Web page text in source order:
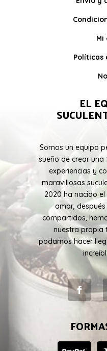
Mi
Políticas
EL
Somos un equipo
sueño de crear
experiencias y
maravillosas
2020 ha nacido el
amor,
compartidos,
nuestra propia
podamos hacer